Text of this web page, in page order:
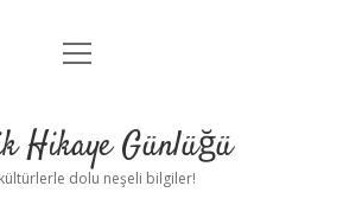
Anasayfa
Yasal Uyarı
menüyü
Hikaye Günlüğü
kültürlerle dolu neşeli bilgiler!